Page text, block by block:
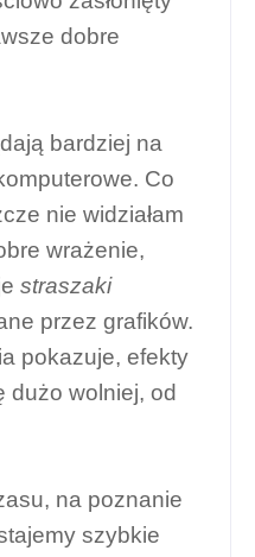
dobre
bardziej na
Co
nie widziałam
wrażenie,
straszaki
przez grafików.
pokazuje, efekty
dużo wolniej, od
na poznanie
szybkie